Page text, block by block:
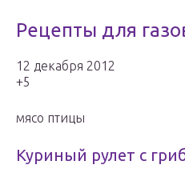
Рецепты для
12 декабря 2012
+5
мясо птицы
Куриный рулет с